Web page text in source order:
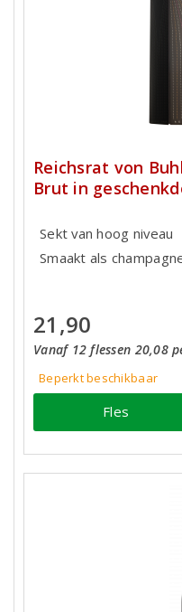
Reichsrat von
Brut in
Sekt van hoog niveau
Smaakt als
21,90
Vanaf 12 flessen 20,08
Beperkt beschikbaar
Fles